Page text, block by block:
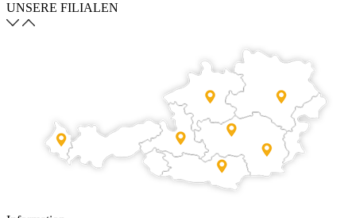
UNSERE FILIALEN